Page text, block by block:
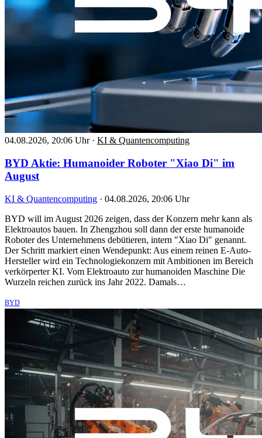
04.08.2026, 20:06 Uhr · KI & Quantencomputing
BYD Aktie: Humanoider Roboter "Xiao Di" im
August
KI & Quantencomputing · 04.08.2026, 20:06 Uhr
BYD will im August 2026 zeigen, dass der Konzern mehr kann als
Elektroautos bauen. In Zhengzhou soll dann der erste humanoide
Roboter des Unternehmens debütieren, intern "Xiao Di" genannt.
Der Schritt markiert einen Wendepunkt: Aus einem reinen E-Auto-
Hersteller wird ein Technologiekonzern mit Ambitionen im Bereich
verkörperter KI. Vom Elektroauto zur humanoiden Maschine Die
Wurzeln reichen zurück ins Jahr 2022. Damals…
BYD